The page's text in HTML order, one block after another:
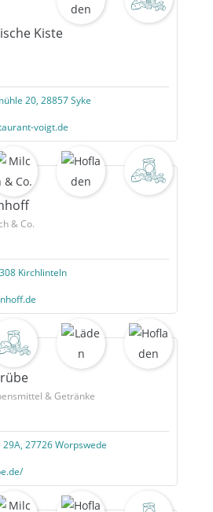
Kiste
20, 28857 Syke
voigt.de
& Co.
Kirchlinteln
& Getränke
27726 Worpswede